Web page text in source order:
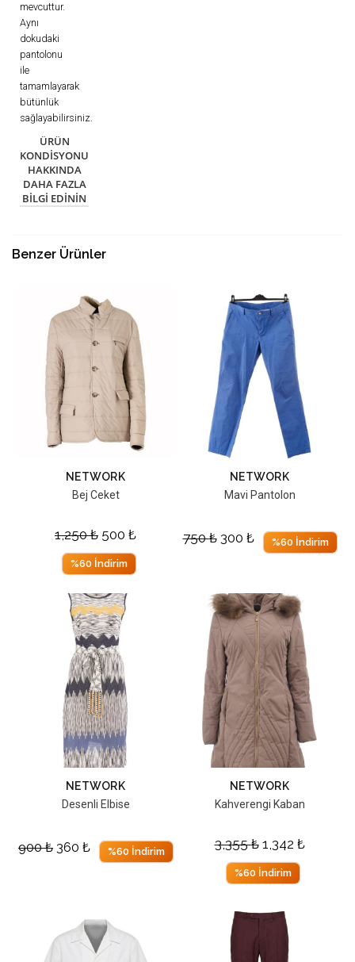
mevcuttur.
Aynı
dokudaki
pantolonu
ile
tamamlayarak
bütünlük
sağlayabilirsiniz.
ÜRÜN
KONDISYONU
HAKKINDA
DAHA FAZLA
BILGI EDININ
Benzer Ürünler
NETWORK
Bej Ceket
1,250₺ 500 ₺
%60 İndirim
NETWORK
Mavi Pantolon
750₺ 300 ₺ %60 İndirim
NETWORK
Desenli Elbise
900₺ 360 ₺ %60 İndirim
NETWORK
Kahverengi Kaban
3,355₺ 1,342 ₺
%60 İndirim